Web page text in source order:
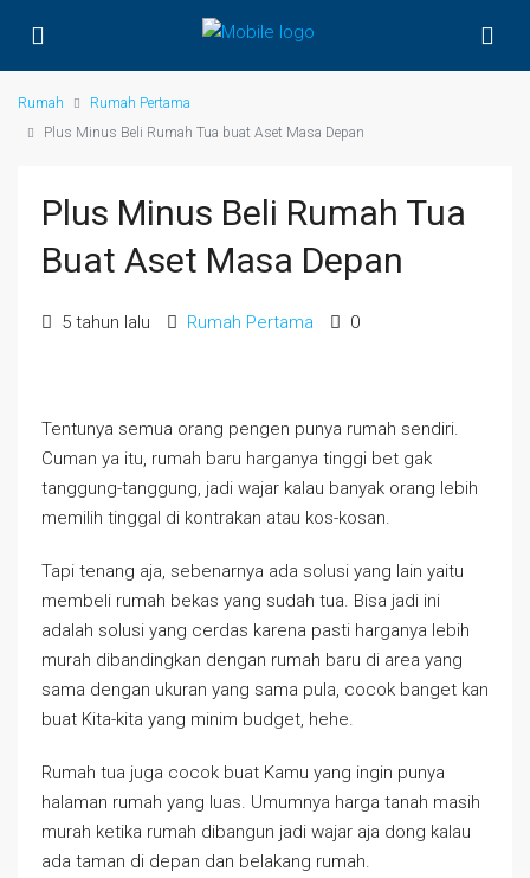
Rumah
Rumah Pertama
Plus Minus Beli Rumah Tua buat Aset Masa Depan
Plus Minus Beli Rumah Tua
Buat Aset Masa Depan
5 tahun lalu Rumah Pertama 0
Tentunya semua orang pengen punya rumah sendiri.
Cuman ya itu, rumah baru harganya tinggi bet gak
tanggung-tanggung, jadi wajar kalau banyak orang lebih
memilih tinggal di kontrakan atau kos-kosan.
Tapi tenang aja, sebenarnya ada solusi yang lain yaitu
membeli rumah bekas yang sudah tua. Bisa jadi ini
adalah solusi yang cerdas karena pasti harganya lebih
murah dibandingkan dengan rumah baru di area yang
sama dengan ukuran yang sama pula, cocok banget kan
buat Kita-kita yang minim budget, hehe.
Rumah tua juga cocok buat Kamu yang ingin punya
halaman rumah yang luas. Umumnya harga tanah masih
murah ketika rumah dibangun jadi wajar aja dong kalau
ada taman di depan dan belakang rumah.